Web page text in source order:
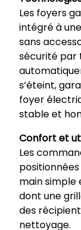
Les foyers
intégré à
sans
sécurité par
s’éteint,
foyer
stable et
Confort et
Les
main simple
dont une
des
nettoyage.